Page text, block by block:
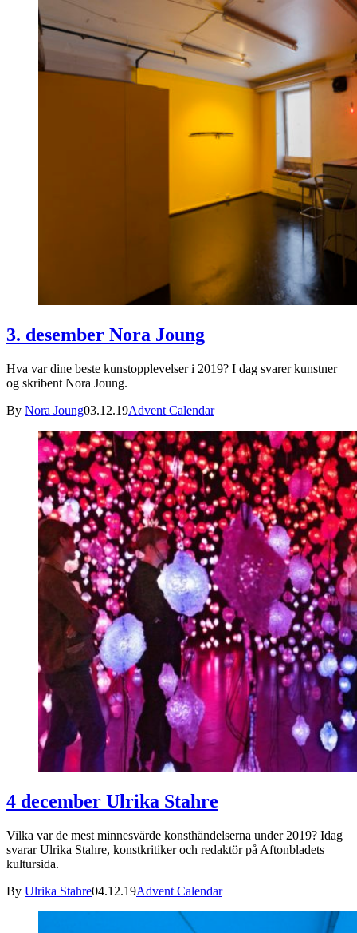
3. desember Nora Joung
Hva var dine beste kunstopplevelser i 2019? I dag svarer kunstner
og skribent Nora Joung.
By Nora Joung03.12.19Advent Calendar
4 december Ulrika Stahre
Vilka var de mest minnesvärde konsthändelserna under 2019? Idag
svarar Ulrika Stahre, konstkritiker och redaktör på Aftonbladets
kultursida.
By Ulrika Stahre04.12.19Advent Calendar